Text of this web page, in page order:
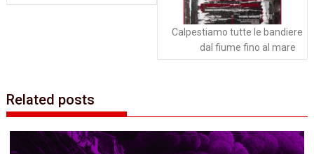
Calpestiamo tutte le bandiere
dal fiume fino al mare
Related posts